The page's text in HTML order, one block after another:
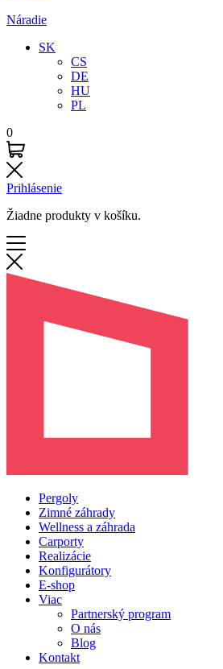
Náradie
SK
CS
DE
HU
PL
0
Prihlásenie
Žiadne produkty v košíku.
Pergoly
Zimné záhrady
Wellness a záhrada
Carporty
Realizácie
Konfigurátory
E-shop
Viac
Partnerský program
O nás
Blog
Kontakt